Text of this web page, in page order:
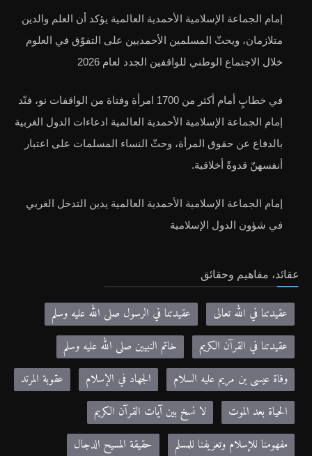
إمام الجماعة الإسلامية الأحمدية العالمية يؤكد أن العلم والدين
متلازمان، ويحثّ المسلمين الأحمديين على التفوّق في العلوم
خلال الاجتماع الوطني للواقفين الجدد لعام 2026
في خطابٍ أمام أكثر من 1700 امرأة وفتاة من الواقفات نو، فنّد
إمام الجماعة الإسلامية الأحمدية العالمية ادعاءات الدول الغربية
بالدفاع عن حقوق المرأة، وحثّ النساء المسلمات على اعتبار
أنفسهنّ قدوةً أخلاقية.
إمام الجماعة الإسلامية الأحمدية العالمية يدين التدخل الغربي
في شؤون الدول الإسلامية
عقائد، مفاهيم وحقائق
عقيدتنا في الله تعالى
عقيدتنا في الرسول صلى الله عليه وسلم
عقيدتنا في القرآن الكريم
خاتم النبيين صلى الله عليه وسلم
وفاة عيسى بن مريم عليه السلام
الجهاد في الإسلام
عقوبة المرتد
الحياة بعد الموت
لا نسخ بين آيات القرآن الكريم
مفهومنا للإسلام وتعريفنا للمسلم
حقيقة المسيح الدجال